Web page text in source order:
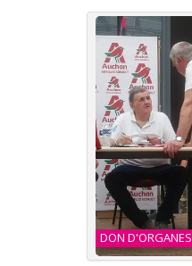
DON D'ORGANES